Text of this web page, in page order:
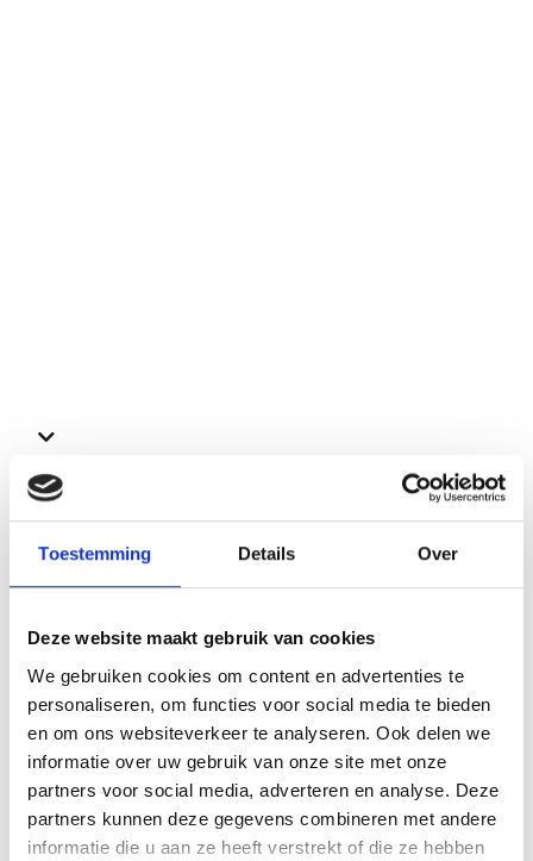
Toestemming Details Over
Deze website maakt gebruik van cookies
We gebruiken cookies om content en advertenties te
personaliseren, om functies voor social media te bieden
en om ons websiteverkeer te analyseren. Ook delen we
informatie over uw gebruik van onze site met onze
partners voor social media, adverteren en analyse. Deze
partners kunnen deze gegevens combineren met andere
informatie die u aan ze heeft verstrekt of die ze hebben